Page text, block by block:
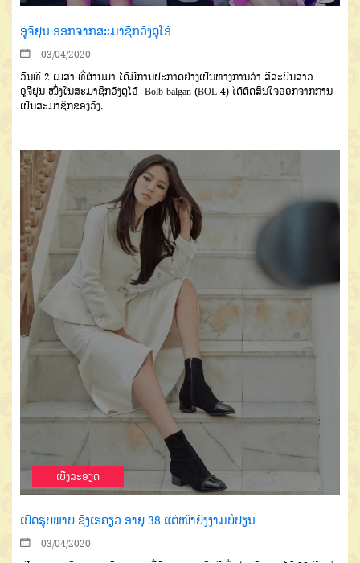
ອູຈີຢຸນ ອອກຈາກສະມາຊິກວົງດູໂອ້
03/04/2020
ວັັນທີ 2 ເມສາ ທີ່ຜ່ານມາ ໄດ້ມີການປະກາດຢ່າງເປັນທາງການວ່າ ສີລະປິນສາວ
ອູຈີຢຸນ ໜຶ່ງໃນສະມາຊິກວົງດູໂອ້ Bolb balgan (BOL 4) ໄດ້ຕັດສິນໃຈອອກຈາກການ
ເປັນສະມາຊິກຂອງວົງ.
ເບີ່ງລະອຽດ
ເປີດຮູບພາບ ຊົງເຮຄຽວ ອາຍຸ 38 ແຕ່ໜ້າຍັງງາມບໍ່ປ່ຽນ
03/04/2020